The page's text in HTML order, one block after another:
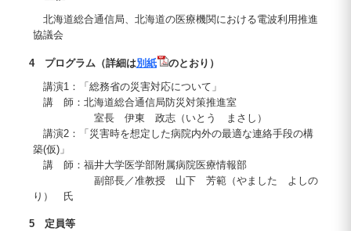
北海道総合通信局、北海道の医療機関における電波利用推進
協議会
4 プログラム（詳細は別紙
のとおり）
講演1：「総務省の災害対応について」
講 師：北海道総合通信局防災対策推進室
室長 伊東 政志（いとう まさし）
講演2：「災害時を想定した病院内外の最適な連絡手段の構
築(仮)」
講 師：福井大学医学部附属病院医療情報部
副部長／准教授 山下 芳範（やました よしの
り） 氏
5 定員等